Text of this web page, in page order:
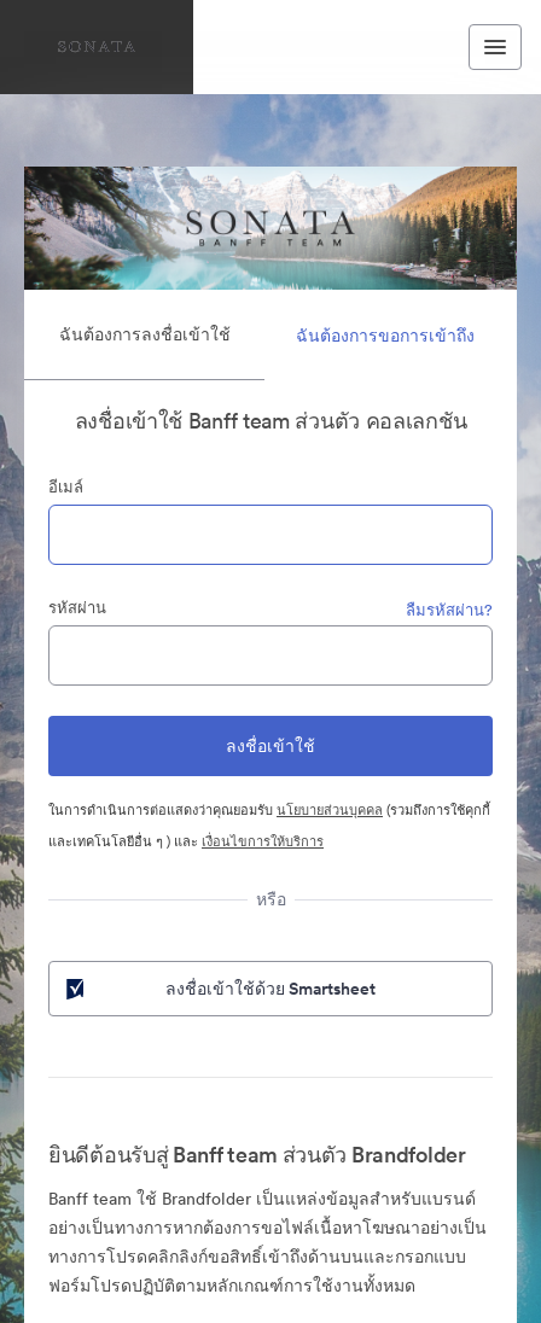
ฉันต้องการลงชื่อเข้าใช้ ฉันต้องการขอการเข้าถึง
ลงชื่อเข้าใช้ Banff team ส่วนตัว คอลเลกชัน
อีเมล์
รหัสผ่าน ลืมรหัสผ่าน?
ในการดำเนินการต่อแสดงว่าคุณยอมรับนโยบายส่วนบุคคล (รวมถึงการใช้คุกกี้
และเทคโนโลยีอื่น ๆ ) และ เงื่อนไขการให้บริการ
หรือ
ลงชื่อเข้าใช้ด้วย Smartsheet
ยินดีต้อนรับสู่ Banff team ส่วนตัว Brandfolder
Banff team ใช้ Brandfolder เป็นแหล่งข้อมูลสำหรับแบรนด์
อย่างเป็นทางการหากต้องการขอไฟล์เนื้อหาโฆษณาอย่างเป็น
ทางการโปรดคลิกลิงก์ขอสิทธิ์เข้าถึงด้านบนและกรอกแบบ
ฟอร์มโปรดปฏิบัติตามหลักเกณฑ์การใช้งานทั้งหมด